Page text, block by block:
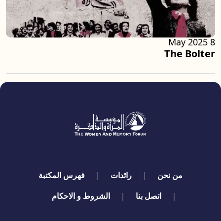
The Bolter
8 May 2025
quick links
من نحن رائدات
فهرس المكتبة
اتصل بنا
الشروط و الاحكام